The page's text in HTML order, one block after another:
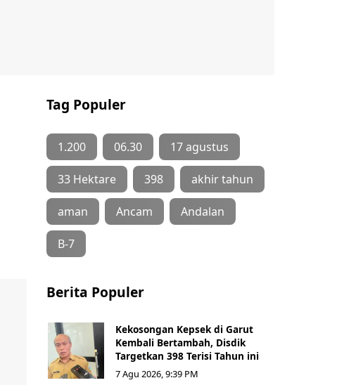
Tag Populer
1.200 06.30 17 agustus
33 Hektare 398 akhir tahun
aman Ancam Andalan
B-7
Berita Populer
Kekosongan Kepsek di Garut
Kembali Bertambah, Disdik
Targetkan 398 Terisi Tahun ini
7 Agu 2026, 9:39 PM